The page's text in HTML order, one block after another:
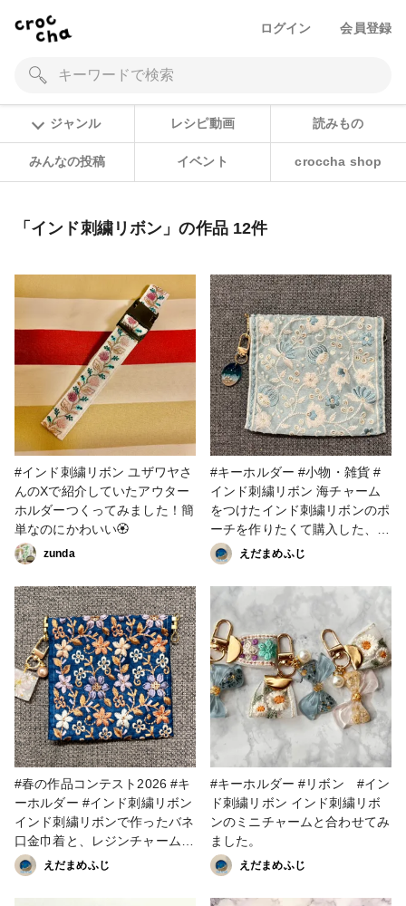
ログイン 会員登録
ジャンル レシピ動画 読みもの
みんなの投稿 イベント croccha shop
「インド刺繍リボン」の作品 12件
#インド刺繍リボン ユザワヤさ
んのXで紹介していたアウター
ホルダーつくってみました！簡
単なのにかわいい🏵
zunda
#キーホルダー #小物・雑貨 #
インド刺繍リボン 海チャーム
をつけたインド刺繍リボンのポ
ーチを作りたくて購入した、ブ
ルー系のリボン。 裏地はない
けど、布地のリボンなので、そ
れなりにしっかりしてます。
えだまめふじ
#春の作品コンテスト2026 #キ
ーホルダー #インド刺繍リボン
インド刺繍リボンで作ったバネ
口金巾着と、レジンチャームを
合わせてみた。 キーホルダー
の中は、桜とユーフォルビアの
ドライフラワー。 #販売中
えだまめふじ
#キーホルダー #リボン #イン
ド刺繍リボン インド刺繍リボ
ンのミニチャームと合わせてみ
ました。
えだまめふじ